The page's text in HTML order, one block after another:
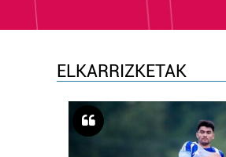
ELKARRIZKETAK